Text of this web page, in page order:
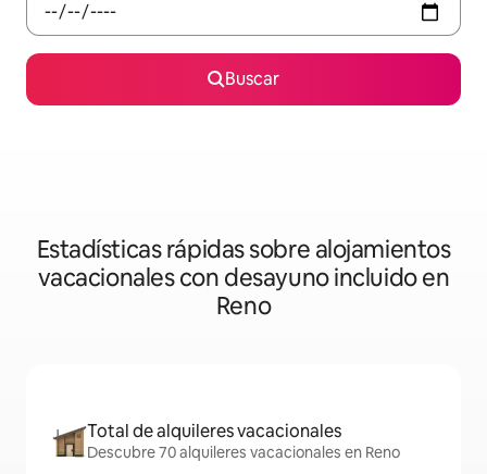
Buscar
Estadísticas rápidas sobre alojamientos
vacacionales con desayuno incluido en
Reno
Total de alquileres vacacionales
Descubre 70 alquileres vacacionales en Reno